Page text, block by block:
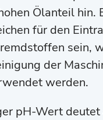
Ölanteil hin.
für den
sein,
der
werden.
pH-Wert deutet